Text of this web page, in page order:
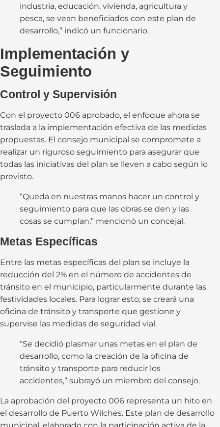
industria, educación, vivienda, agricultura y
pesca, se vean beneficiados con este plan de
desarrollo,” indicó un funcionario.
Implementación y
Seguimiento
Control y Supervisión
Con el proyecto 006 aprobado, el enfoque ahora se
traslada a la implementación efectiva de las medidas
propuestas. El consejo municipal se compromete a
realizar un riguroso seguimiento para asegurar que
todas las iniciativas del plan se lleven a cabo según lo
previsto.
“Queda en nuestras manos hacer un control y
seguimiento para que las obras se den y las
cosas se cumplan,” mencionó un concejal.
Metas Específicas
Entre las metas específicas del plan se incluye la
reducción del 2% en el número de accidentes de
tránsito en el municipio, particularmente durante las
festividades locales. Para lograr esto, se creará una
oficina de tránsito y transporte que gestione y
supervise las medidas de seguridad vial.
“Se decidió plasmar unas metas en el plan de
desarrollo, como la creación de la oficina de
tránsito y transporte para reducir los
accidentes,” subrayó un miembro del consejo.
La aprobación del proyecto 006 representa un hito en
el desarrollo de Puerto Wilches. Este plan de desarrollo
municipal, elaborado con la participación activa de la